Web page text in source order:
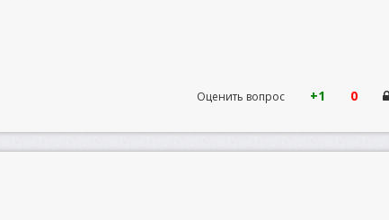
Оценить вопрос +1 0